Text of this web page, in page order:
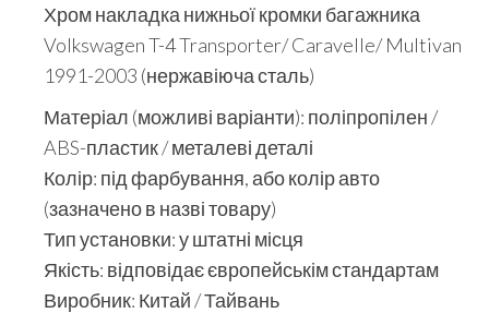
Хром накладка нижньої кромки багажника
Volkswagen T-4 Transporter/ Caravelle/ Multivan
1991-2003 (нержавіюча сталь)
Матеріал (можливі варіанти): поліпропілен /
ABS-пластик / металеві деталі
Колір: під фарбування, або колір авто
(зазначено в назві товару)
Тип установки: у штатні місця
Якість: відповідає європейськім стандартам
Виробник: Китай / Тайвань